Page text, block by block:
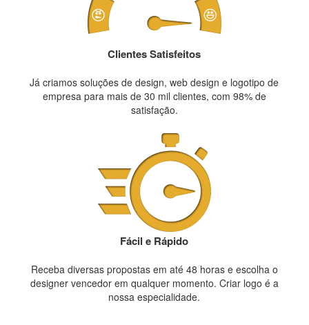
Clientes Satisfeitos
Já criamos soluções de design, web design e logotipo de
empresa para mais de 30 mil clientes, com 98% de
satisfação.
Fácil e Rápido
Receba diversas propostas em até 48 horas e escolha o
designer vencedor em qualquer momento. Criar logo é a
nossa especialidade.